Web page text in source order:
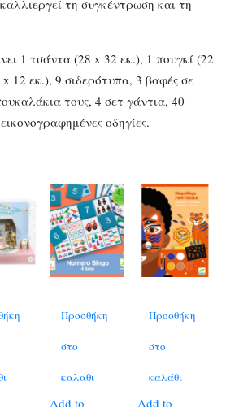
τη συγκέντρωση και τη
1 τσάντα (28 x 32 εκ.), 1 πουγκί (22
12 εκ.), 9 σιδερότυπα, 3 βαφές σε
τους, 4 σετ γάντια, 40
οδηγίες.
Προσθήκη
στο
καλάθι
Add to
Προσθήκη
στο
καλάθι
Add to